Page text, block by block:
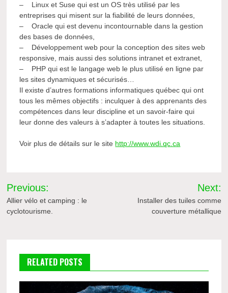
– Linux et Suse qui est un OS très utilisé par les
entreprises qui misent sur la fiabilité de leurs données,
– Oracle qui est devenu incontournable dans la gestion
des bases de données,
– Développement web pour la conception des sites web
responsive, mais aussi des solutions intranet et extranet,
– PHP qui est le langage web le plus utilisé en ligne par
les sites dynamiques et sécurisés…
Il existe d’autres formations informatiques québec qui ont
tous les mêmes objectifs : inculquer à des apprenants des
compétences dans leur discipline et un savoir-faire qui
leur donne des valeurs à s’adapter à toutes les situations.
Voir plus de détails sur le site http://www.wdi.qc.ca
Navigation
de
Previous:
Allier vélo et camping : le
cyclotourisme.
Next:
Installer des tuiles comme
couverture métallique
RELATED POSTS